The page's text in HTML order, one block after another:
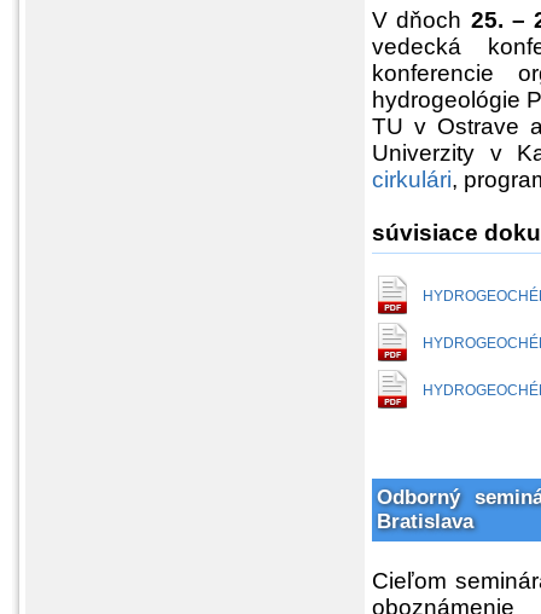
V dňoch 25. –
vedecká
konferencie
hydrogeológie
TU v Ostrave
Univerzity v
cirkulári,
súvisiace
Odborný
Bratislava
Cieľom